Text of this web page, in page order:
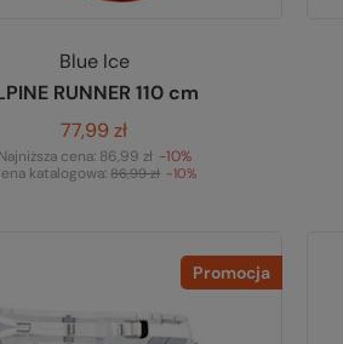
Blue Ice
RUNNER 110 cm
77,99 zł
Najniższa cena: 86,99 zł -10%
katalogowa:86,99 zł -10%
Promocja